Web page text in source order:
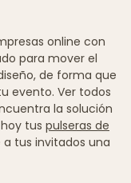
online con
para mover el
de forma que
evento. Ver todos
la solución
tus pulseras de
tus invitados una